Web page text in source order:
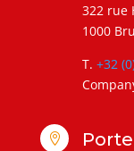
322 rue
1000
T. +32
